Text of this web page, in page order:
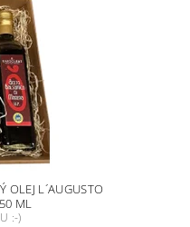
OLEJ L´AUGUSTO
ML
:-)